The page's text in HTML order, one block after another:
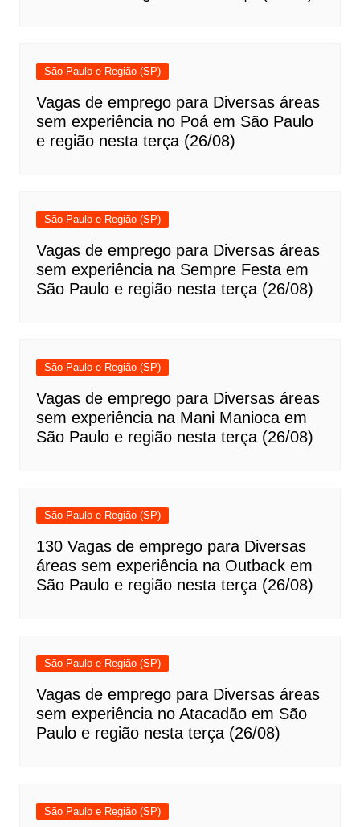
São Paulo e Região (SP)
Vagas de emprego para Diversas áreas
sem experiência no Poá em São Paulo
e região nesta terça (26/08)
São Paulo e Região (SP)
Vagas de emprego para Diversas áreas
sem experiência na Sempre Festa em
São Paulo e região nesta terça (26/08)
São Paulo e Região (SP)
Vagas de emprego para Diversas áreas
sem experiência na Mani Manioca em
São Paulo e região nesta terça (26/08)
São Paulo e Região (SP)
130 Vagas de emprego para Diversas
áreas sem experiência na Outback em
São Paulo e região nesta terça (26/08)
São Paulo e Região (SP)
Vagas de emprego para Diversas áreas
sem experiência no Atacadão em São
Paulo e região nesta terça (26/08)
São Paulo e Região (SP)